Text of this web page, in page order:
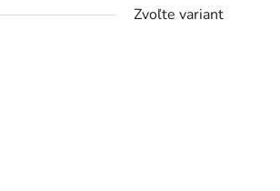
Zvoľte variant